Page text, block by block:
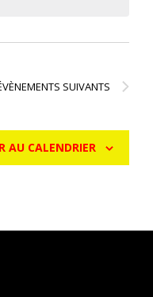
SUIVANTS
AU CALENDRIER